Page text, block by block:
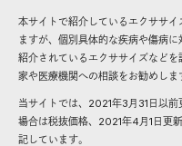
本サイトで紹介しているエクササ
ますが、個別具体的な疾病や傷病に
紹介されているエクササイズなど
家や医療機関への相談をお勧めしま
当サイトでは、2021年3月31日以
場合は税抜価格、2021年4月1日更
記しています。